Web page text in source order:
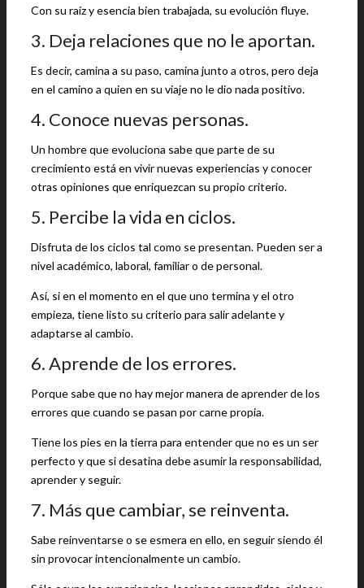
Con su raíz y esencia bien trabajada, su evolución fluye.
3. Deja relaciones que no le aportan.
Es decir, camina a su paso, camina junto a otros, pero deja
en el camino a quien en su viaje no le dio nada positivo.
4. Conoce nuevas personas.
Un hombre que evoluciona sabe que parte de su
crecimiento está en vivir nuevas experiencias y conocer
otras opiniones que enriquezcan su propio criterio.
5. Percibe la vida en ciclos.
Disfruta de los ciclos tal como se presentan. Pueden ser a
nivel académico, laboral, familiar o de personal.
Así, si en el momento en el que uno termina y el otro
empieza, tiene listo su criterio para salir adelante y
adaptarse al cambio.
6. Aprende de los errores.
Porque sabe que no hay mejor manera de aprender de los
errores que cuando se pasan por carne propia.
Tiene los pies en la tierra para entender que no es un ser
perfecto y que si desatina debe asumir la responsabilidad,
aprender y seguir.
7. Más que cambiar, se reinventa.
Sabe reinventarse o se esmera en ello, en seguir siendo él
sin provocar intencionalmente un cambio.